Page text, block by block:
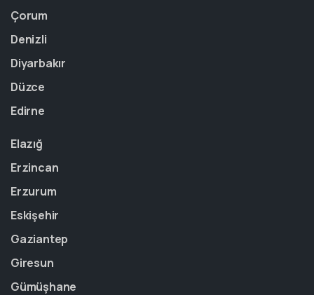
Çorum
Denizli
Diyarbakır
Düzce
Edirne
Elazığ
Erzincan
Erzurum
Eskişehir
Gaziantep
Giresun
Gümüşhane